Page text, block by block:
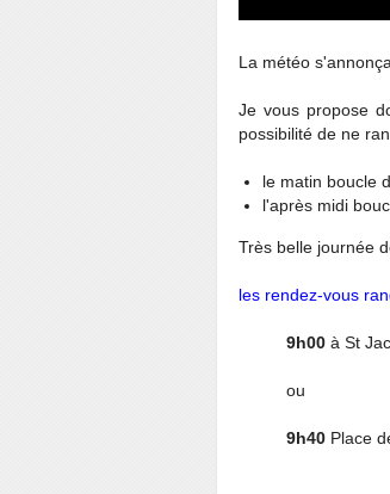
La météo
Je vous propose
possibilité de ne
le matin boucle
l'après midi
Très belle journée
les rendez-vous
9h00 à St
ou
9h40 Place